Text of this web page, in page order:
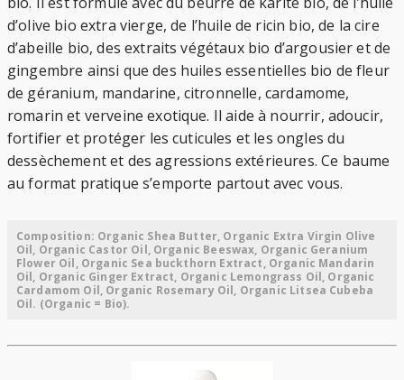
d’olive bio extra vierge, de l’huile de ricin bio, de la cire
d’abeille bio, des extraits végétaux bio d’argousier et de
gingembre ainsi que des huiles essentielles bio de fleur
de géranium, mandarine, citronnelle, cardamome,
romarin et verveine exotique. Il aide à nourrir, adoucir,
fortifier et protéger les cuticules et les ongles du
dessèchement et des agressions extérieures. Ce baume
au format pratique s’emporte partout avec vous.
Composition: Organic Shea Butter, Organic Extra Virgin Olive
Oil, Organic Castor Oil, Organic Beeswax, Organic Geranium
Flower Oil, Organic Sea buckthorn Extract, Organic Mandarin
Oil, Organic Ginger Extract, Organic Lemongrass Oil, Organic
Cardamom Oil, Organic Rosemary Oil, Organic Litsea Cubeba
Oil. (Organic = Bio).